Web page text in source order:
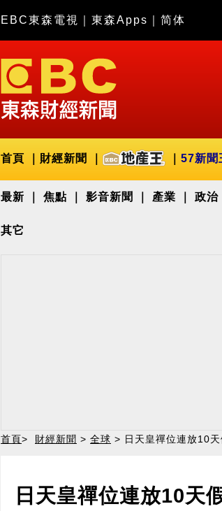
EBC東森電視 東森Apps 简体
首頁 財經新聞 57新聞
最新 焦點 影音新聞 產業 政治
其它
首頁> 財經新聞 > 全球 > 日天皇禪位連放10
日天皇禪位連放10天